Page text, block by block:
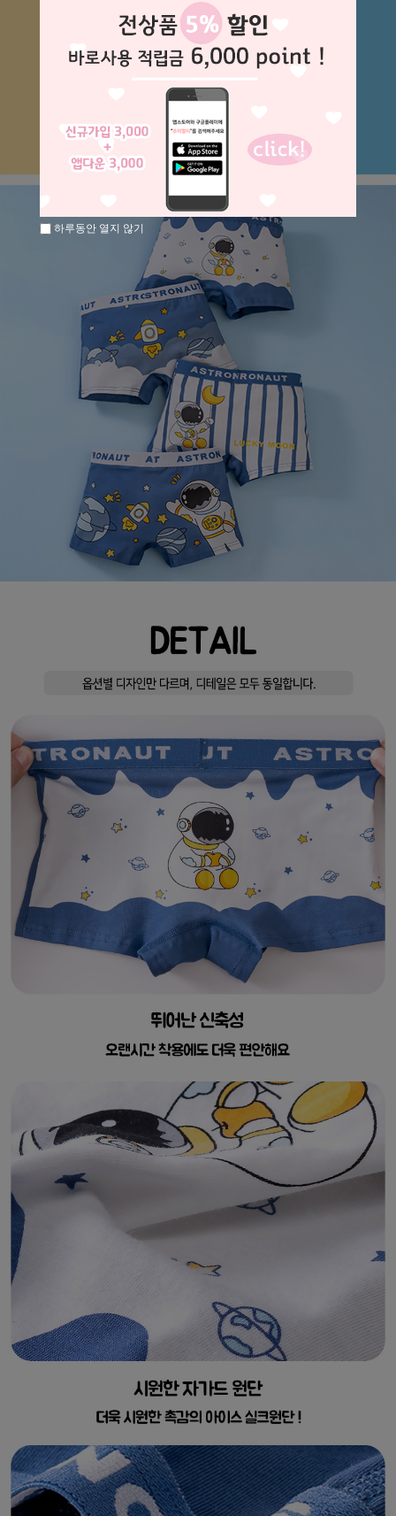
하루동안 열지 않기